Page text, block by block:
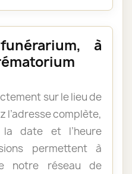
à
sur le lieu de
l’adresse complète,
date et l’heure
permettent à
notre réseau de